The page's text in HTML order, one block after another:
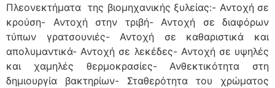
Πλεονεκτήματα της βιομηχανικής ξυλείας:- Αντοχή σε
κρούση- Αντοχή στην τριβή- Αντοχή σε διαφόρων
τύπων γρατσουνιές- Αντοχή σε καθαριστικά και
απολυμαντικά- Αντοχή σε λεκέδες- Αντοχή σε υψηλές
και χαμηλές θερμοκρασίες- Ανθεκτικότητα στη
δημιουργία βακτηρίων- Σταθερότητα του χρώματος